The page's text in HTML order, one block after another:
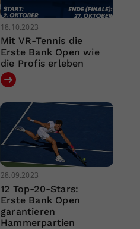
18.10.2023
Mit VR-Tennis die
Erste Bank Open wie
die Profis erleben
28.09.2023
12 Top-20-Stars:
Erste Bank Open
garantieren
Hammerpartien